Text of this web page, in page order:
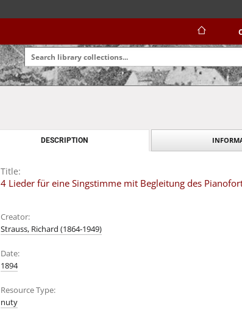
DESCRIPTION
Title:
4 Lieder für eine Singstimme mit Begleitung des
Creator:
Strauss, Richard (1864-1949)
Date:
1894
Resource Type:
nuty